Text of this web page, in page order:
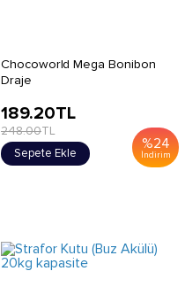
Chocoworld Mega Bonibon
Draje
%24
İndirim
189.20TL
248.00TL
Sepete Ekle